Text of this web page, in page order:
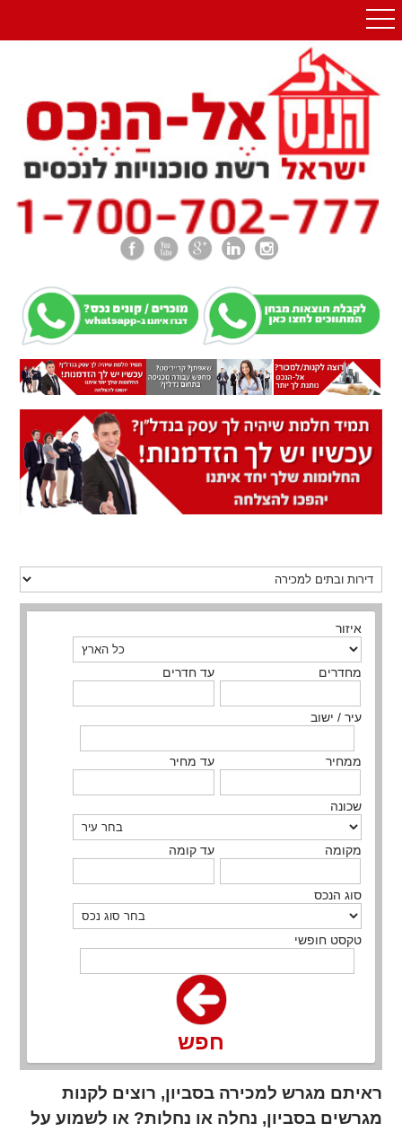
איזור
מחדרים עד חדרים
עיר / ישוב
ממחיר עד מחיר
שכונה
מקומה עד קומה
סוג הנכס
טקסט חופשי
חפש
ראיתם מגרש למכירה בסביון, רוצים לקנות
מגרשים בסביון, נחלה או נחלות? או לשמוע על